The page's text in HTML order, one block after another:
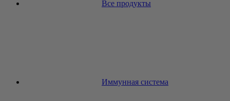
Все продукты
Иммунная система